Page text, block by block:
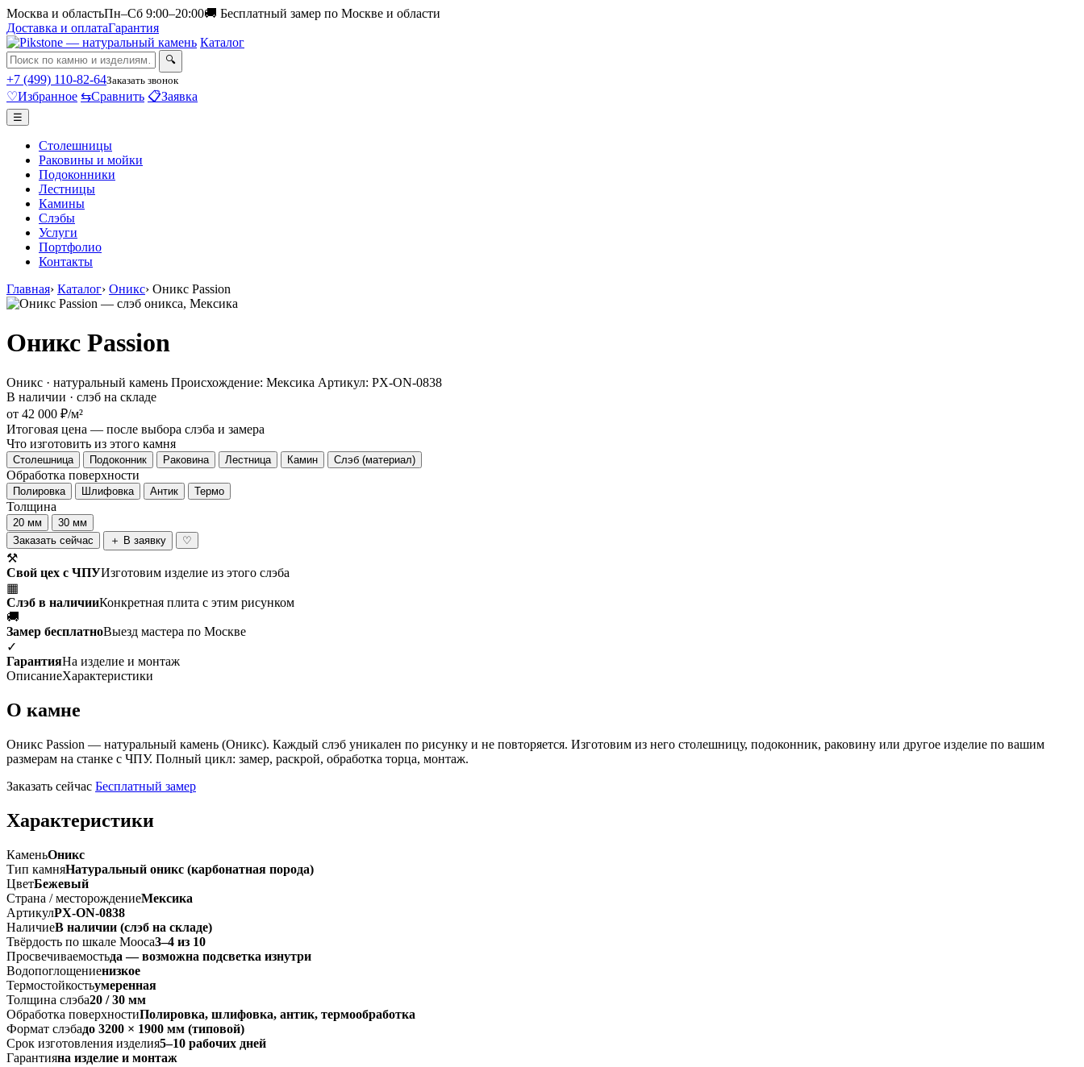
Москва и областьПн–Сб 9:00–20:00🚚 Бесплатный замер по Москве и области
Доставка и оплатаГарантия
Каталог
🔍
+7 (499) 110-82-64Заказать звонок
♡Избранное ⇆Сравнить 📋Заявка
☰
Столешницы
Раковины и мойки
Подоконники
Лестницы
Камины
Слэбы
Услуги
Портфолио
Контакты
Главная› Каталог› Оникс› Оникс Passion
Оникс Passion
Оникс · натуральный камень Происхождение: Мексика Артикул: PX-ON-0838
В наличии · слэб на складе
от 42 000 ₽/м²
Итоговая цена — после выбора слэба и замера
Что изготовить из этого камня
Столешница Подоконник Раковина Лестница Камин Слэб (материал)
Обработка поверхности
Полировка Шлифовка Антик Термо
Толщина
20 мм
30 мм
Заказать сейчас
＋ В заявку ♡
⚒
Свой цех с ЧПУИзготовим изделие из этого слэба
▦
Слэб в наличииКонкретная плита с этим рисунком
🚚
Замер бесплатноВыезд мастера по Москве
✓
ГарантияНа изделие и монтаж
ОписаниеХарактеристики
О камне
Оникс Passion — натуральный камень (Оникс). Каждый слэб уникален по рисунку и не повторяется. Изготовим из него столешницу, подоконник, раковину или другое изделие по вашим
размерам на станке с ЧПУ. Полный цикл: замер, раскрой, обработка торца, монтаж.
Заказать сейчас Бесплатный замер
Характеристики
КаменьОникс
Тип камняНатуральный оникс (карбонатная порода)
ЦветБежевый
Страна / месторождениеМексика
АртикулPX-ON-0838
НаличиеВ наличии (слэб на складе)
Твёрдость по шкале Мооса3–4 из 10
Просвечиваемостьда — возможна подсветка изнутри
Водопоглощениенизкое
Термостойкостьумеренная
Толщина слэба20 / 30 мм
Обработка поверхностиПолировка, шлифовка, антик, термообработка
Формат слэбадо 3200 × 1900 мм (типовой)
Срок изготовления изделия5–10 рабочих дней
Гарантияна изделие и монтаж